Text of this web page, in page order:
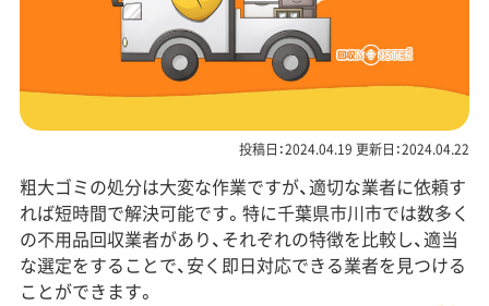
投稿日：2024.04.19 更新日：2024.04.22
粗大ゴミの処分は大変な作業ですが、適切な業者に依頼す
れば短時間で解決可能です。特に千葉県市川市では数多く
の不用品回収業者があり、それぞれの特徴を比較し、適当
な選定をすることで、安く即日対応できる業者を見つける
ことができます。